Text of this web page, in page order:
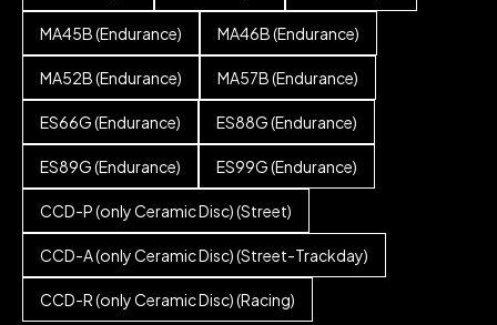
MA45B (Endurance) MA46B (Endurance)
MA52B (Endurance) MA57B (Endurance)
ES66G (Endurance) ES88G (Endurance)
ES89G (Endurance) ES99G (Endurance)
CCD-P (only Ceramic Disc) (Street)
CCD-A (only Ceramic Disc) (Street-Trackday)
CCD-R (only Ceramic Disc) (Racing)